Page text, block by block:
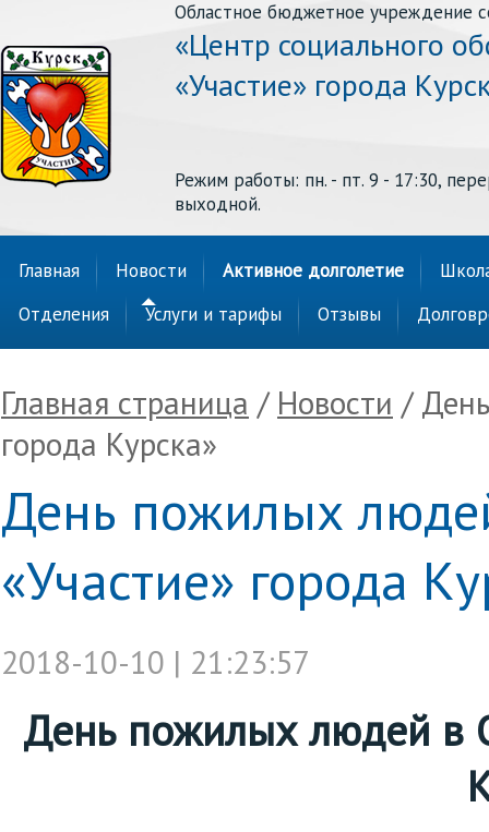
Областное бюджетное учреждение
«Центр социального
«Участие» города
Режим работы: пн. - пт. 9 - 17:30,
выходной.
Главная Новости Активное долголетие
Отделения
Услуги и тарифы Отзывы
Главная страница / Новости /
города Курска»
День пожилых
«Участие» города
2018-10-10 | 21:23:57
День пожилых людей в